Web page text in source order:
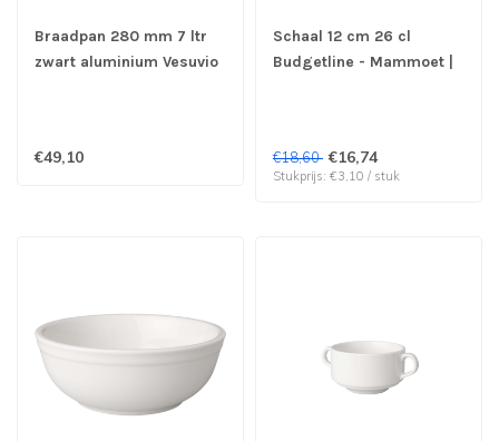
Braadpan 280 mm 7 ltr
zwart aluminium Vesuvio
€49,10
Schaal 12 cm 26 cl
Budgetline - Mammoet |
€18,60 €16,74
Stukprijs: €3,10 / stuk